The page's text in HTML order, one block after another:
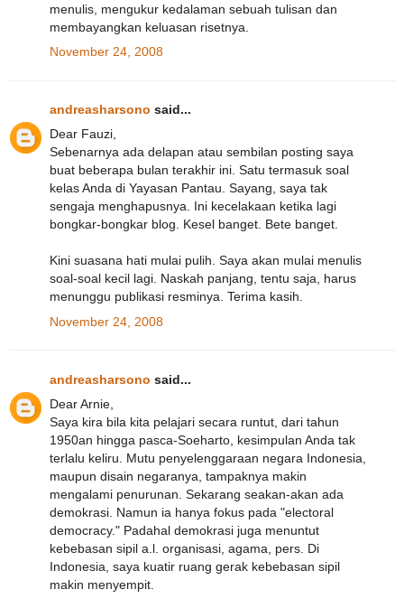
menulis, mengukur kedalaman sebuah tulisan dan
membayangkan keluasan risetnya.
November 24, 2008
andreasharsono said...
Dear Fauzi,
Sebenarnya ada delapan atau sembilan posting saya
buat beberapa bulan terakhir ini. Satu termasuk soal
kelas Anda di Yayasan Pantau. Sayang, saya tak
sengaja menghapusnya. Ini kecelakaan ketika lagi
bongkar-bongkar blog. Kesel banget. Bete banget.
Kini suasana hati mulai pulih. Saya akan mulai menulis
soal-soal kecil lagi. Naskah panjang, tentu saja, harus
menunggu publikasi resminya. Terima kasih.
November 24, 2008
andreasharsono said...
Dear Arnie,
Saya kira bila kita pelajari secara runtut, dari tahun
1950an hingga pasca-Soeharto, kesimpulan Anda tak
terlalu keliru. Mutu penyelenggaraan negara Indonesia,
maupun disain negaranya, tampaknya makin
mengalami penurunan. Sekarang seakan-akan ada
demokrasi. Namun ia hanya fokus pada "electoral
democracy." Padahal demokrasi juga menuntut
kebebasan sipil a.l. organisasi, agama, pers. Di
Indonesia, saya kuatir ruang gerak kebebasan sipil
makin menyempit.